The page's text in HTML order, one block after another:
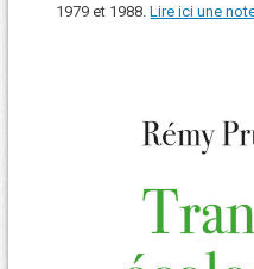
1979 et 1988.Lire ici une